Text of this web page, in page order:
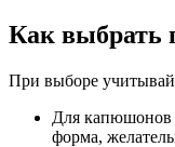
Как выбрать
При выборе
Для капюшонов
форма,